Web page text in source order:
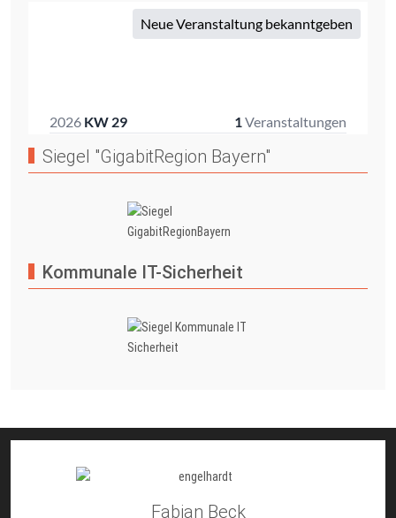
Siegel "GigabitRegion Bayern"
Kommunale IT-Sicherheit
Fabian Beck